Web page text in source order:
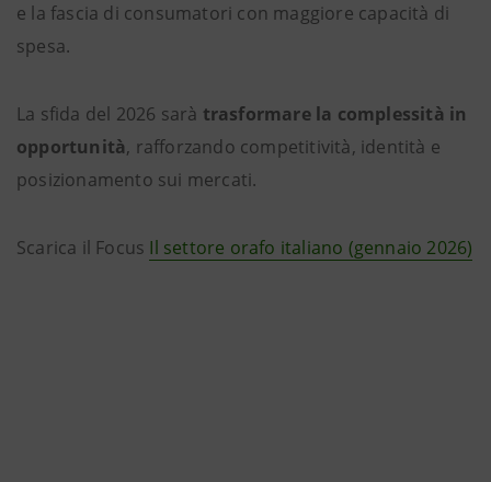
e la fascia di consumatori con maggiore capacità di
spesa.
La sfida del 2026 sarà trasformare la complessità in
opportunità, rafforzando competitività, identità e
posizionamento sui mercati.
Scarica il Focus Il settore orafo italiano (gennaio 2026)